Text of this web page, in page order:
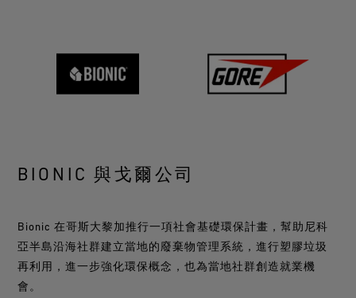
BIONIC 與戈爾公司
Bionic 在哥斯大黎加推行一項社會基礎環保計畫，幫助尼科
亞半島沿海社群建立當地的廢棄物管理系統，進行塑膠垃圾
再利用，進一步強化環保概念，也為當地社群創造就業機
會。​​